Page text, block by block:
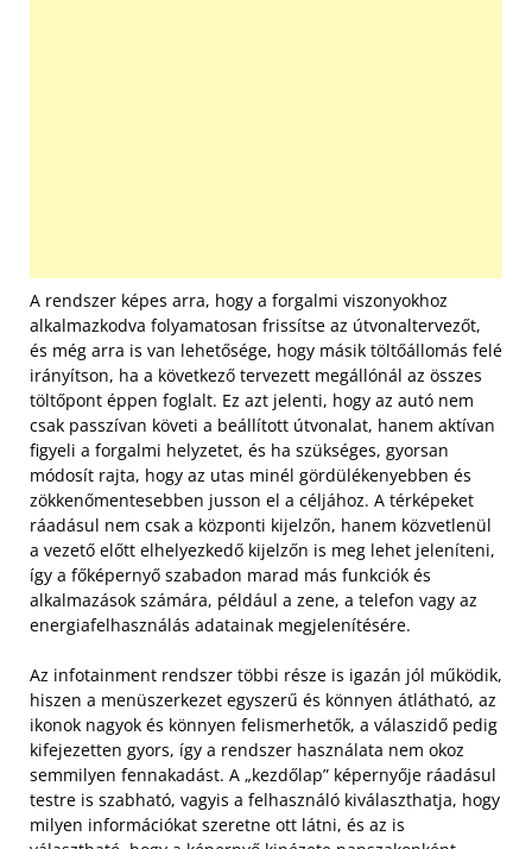
A rendszer képes arra, hogy a forgalmi viszonyokhoz
alkalmazkodva folyamatosan frissítse az útvonaltervezőt,
és még arra is van lehetősége, hogy másik töltőállomás felé
irányítson, ha a következő tervezett megállónál az összes
töltőpont éppen foglalt. Ez azt jelenti, hogy az autó nem
csak passzívan követi a beállított útvonalat, hanem aktívan
figyeli a forgalmi helyzetet, és ha szükséges, gyorsan
módosít rajta, hogy az utas minél gördülékenyebben és
zökkenőmentesebben jusson el a céljához. A térképeket
ráadásul nem csak a központi kijelzőn, hanem közvetlenül
a vezető előtt elhelyezkedő kijelzőn is meg lehet jeleníteni,
így a főképernyő szabadon marad más funkciók és
alkalmazások számára, például a zene, a telefon vagy az
energiafelhasználás adatainak megjelenítésére.
Az infotainment rendszer többi része is igazán jól működik,
hiszen a menüszerkezet egyszerű és könnyen átlátható, az
ikonok nagyok és könnyen felismerhetők, a válaszidő pedig
kifejezetten gyors, így a rendszer használata nem okoz
semmilyen fennakadást. A „kezdőlap” képernyője ráadásul
testre is szabható, vagyis a felhasználó kiválaszthatja, hogy
milyen információkat szeretne ott látni, és az is